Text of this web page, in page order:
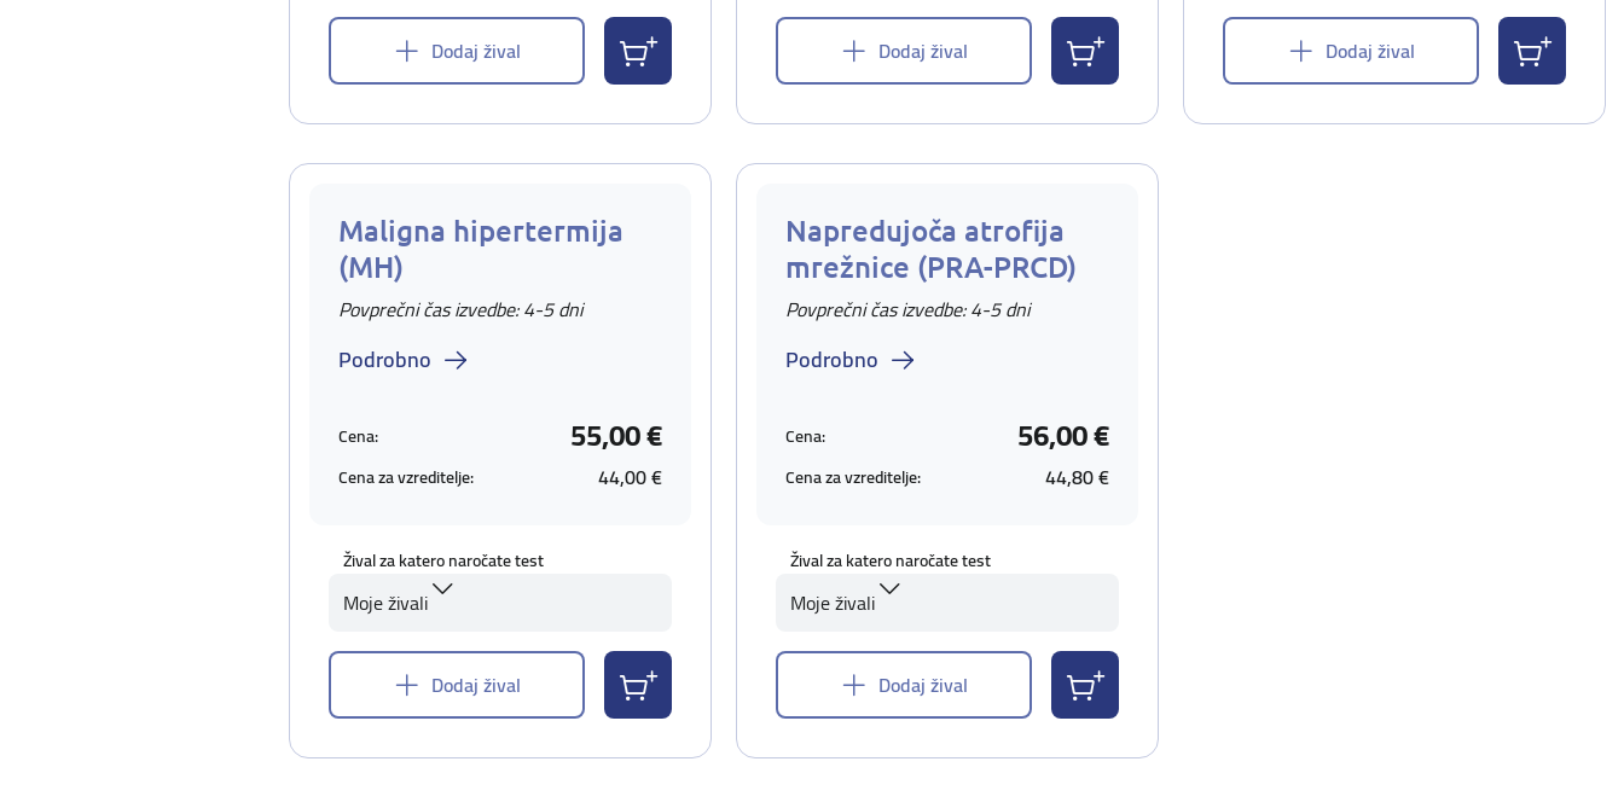
Dodaj žival Dodaj žival Dodaj žival
Maligna hipertermija
(MH)
Povprečni čas izvedbe: 4-5 dni
Podrobno
Cena: 55,00 €
Cena za vzreditelje: 44,00 €
Žival za katero naročate test
Moje živali
Dodaj žival
Napredujoča atrofija
mrežnice (PRA-PRCD)
Povprečni čas izvedbe: 4-5 dni
Podrobno
Cena: 56,00 €
Cena za vzreditelje: 44,80 €
Žival za katero naročate test
Moje živali
Dodaj žival